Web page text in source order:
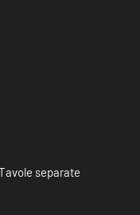
separate